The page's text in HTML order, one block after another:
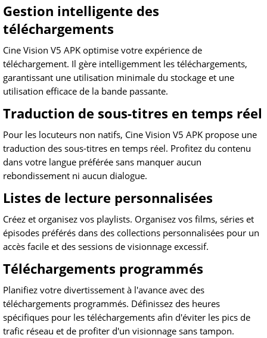
Gestion intelligente des
téléchargements
Cine Vision V5 APK optimise votre expérience de
téléchargement. Il gère intelligemment les téléchargements,
garantissant une utilisation minimale du stockage et une
utilisation efficace de la bande passante.
Traduction de sous-titres en temps réel
Pour les locuteurs non natifs, Cine Vision V5 APK propose une
traduction des sous-titres en temps réel. Profitez du contenu
dans votre langue préférée sans manquer aucun
rebondissement ni aucun dialogue.
Listes de lecture personnalisées
Créez et organisez vos playlists. Organisez vos films, séries et
épisodes préférés dans des collections personnalisées pour un
accès facile et des sessions de visionnage excessif.
Téléchargements programmés
Planifiez votre divertissement à l'avance avec des
téléchargements programmés. Définissez des heures
spécifiques pour les téléchargements afin d'éviter les pics de
trafic réseau et de profiter d'un visionnage sans tampon.